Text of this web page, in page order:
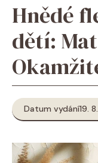
Hnědé
dětí:
Datum vydání19.